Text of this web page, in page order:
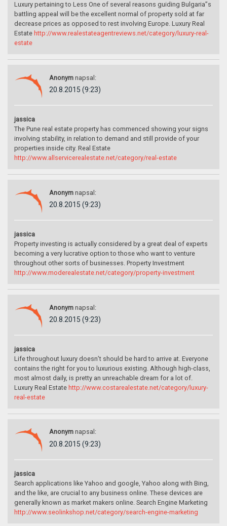
Luxury pertaining to Less One of several reasons guiding Bulgaria”s
battling appeal will be the excellent normal of property sold at far
decrease prices as opposed to rest involving Europe. Luxury Real
Estate http://www.realestateagentreviews.net/category/luxury-real-
estate
Anonym napsal:
20.8.2015 (9:23)
jassica
The Pune real estate property has commenced showing your signs
involving stability, in relation to demand and still provide of your
properties inside city. Real Estate
http://www.allservicerealestate.net/category/real-estate
Anonym napsal:
20.8.2015 (9:23)
jassica
Property investing is actually considered by a great deal of experts
becoming a very lucrative option to those who want to venture
throughout other sorts of businesses. Property Investment
http://www.moderealestate.net/category/property-investment
Anonym napsal:
20.8.2015 (9:23)
jassica
Life throughout luxury doesn’t should be hard to arrive at. Everyone
contains the right for you to luxurious existing. Although high-class,
most almost daily, is pretty an unreachable dream for a lot of.
Luxury Real Estate http://www.costarealestate.net/category/luxury-
real-estate
Anonym napsal:
20.8.2015 (9:23)
jassica
Search applications like Yahoo and google, Yahoo along with Bing,
and the like, are crucial to any business online. These devices are
generally known as market makers online. Search Engine Marketing
http://www.seolinkshop.net/category/search-engine-marketing